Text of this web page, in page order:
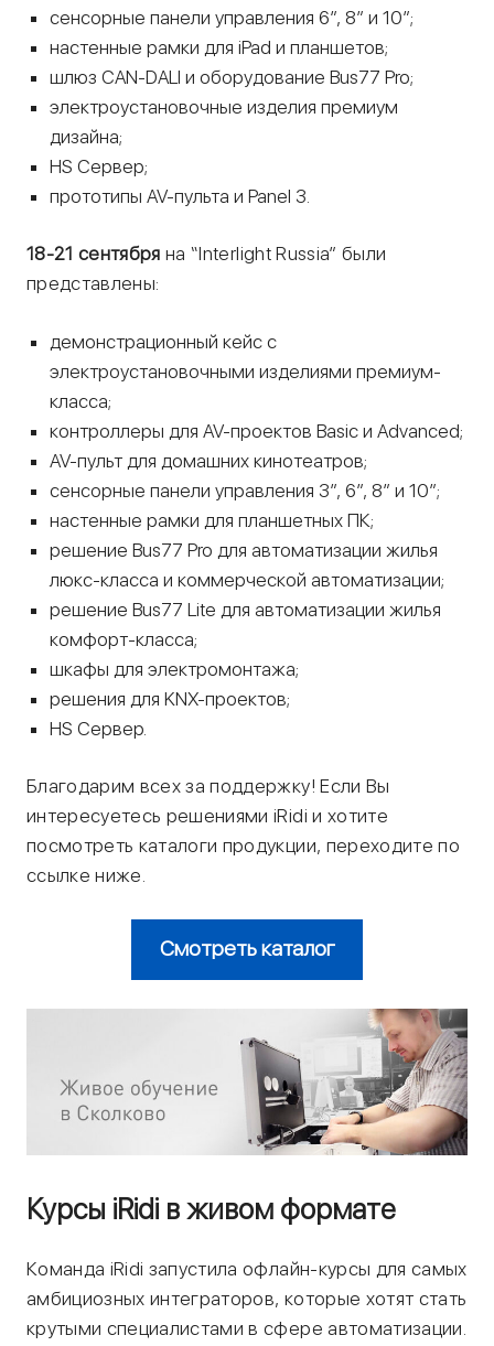
сенсорные панели управления 6”, 8” и 10”;
настенные рамки для iPad и планшетов;
шлюз CAN-DALI и оборудование Bus77 Pro;
электроустановочные изделия премиум
дизайна;
HS Сервер;
прототипы AV-пульта и Panel 3.
18-21 сентября на “Interlight Russia” были
представлены:
демонстрационный кейс с
электроустановочными изделиями премиум-
класса;
контроллеры для AV-проектов Basic и Advanced;
AV-пульт для домашних кинотеатров;
сенсорные панели управления 3”, 6”, 8” и 10”;
настенные рамки для планшетных ПК;
решение Bus77 Pro для автоматизации жилья
люкс-класса и коммерческой автоматизации;
решение Bus77 Lite для автоматизации жилья
комфорт-класса;
шкафы для электромонтажа;
решения для KNX-проектов;
HS Сервер.
Благодарим всех за поддержку! Если Вы
интересуетесь решениями iRidi и хотите
посмотреть каталоги продукции, переходите по
ссылке ниже.
Смотреть каталог
Курсы iRidi в живом формате
Команда iRidi запустила офлайн-курсы для самых
амбициозных интеграторов, которые хотят стать
крутыми специалистами в сфере автоматизации.